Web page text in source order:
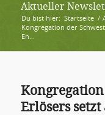
Aktueller
Du bist hier: Startseite /
Kongregation der
En...
Erlösers